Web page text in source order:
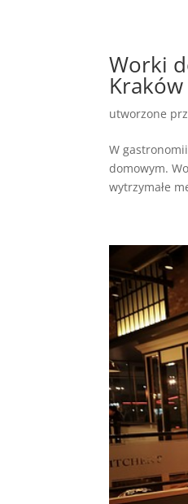
Worki
Kraków
utworzone
W
domowym.
wytrzymałe